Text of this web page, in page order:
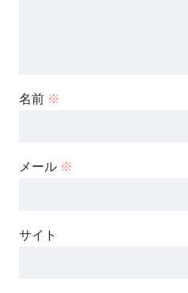
名前 ※
メール ※
サイト